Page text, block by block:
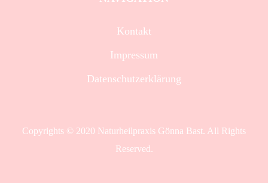
Kontakt
Impressum
Datenschutzerklärung
Copyrights © 2020 Naturheilpraxis Gönna Bast. All Rights
Reserved.